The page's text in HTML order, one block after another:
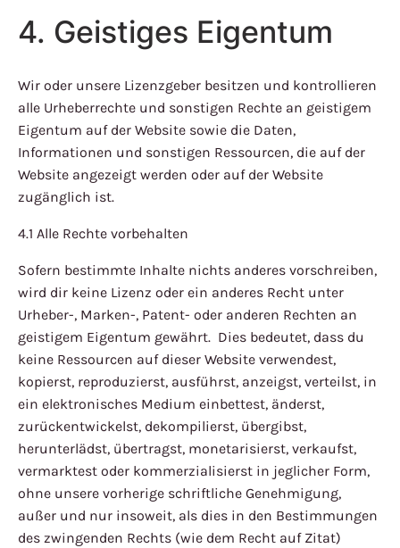
4. Geistiges Eigentum
Wir oder unsere Lizenzgeber besitzen und kontrollieren
alle Urheberrechte und sonstigen Rechte an geistigem
Eigentum auf der Website sowie die Daten,
Informationen und sonstigen Ressourcen, die auf der
Website angezeigt werden oder auf der Website
zugänglich ist.
4.1 Alle Rechte vorbehalten
Sofern bestimmte Inhalte nichts anderes vorschreiben,
wird dir keine Lizenz oder ein anderes Recht unter
Urheber-, Marken-, Patent- oder anderen Rechten an
geistigem Eigentum gewährt. Dies bedeutet, dass du
keine Ressourcen auf dieser Website verwendest,
kopierst, reproduzierst, ausführst, anzeigst, verteilst, in
ein elektronisches Medium einbettest, änderst,
zurückentwickelst, dekompilierst, übergibst,
herunterlädst, übertragst, monetarisierst, verkaufst,
vermarktest oder kommerzialisierst in jeglicher Form,
ohne unsere vorherige schriftliche Genehmigung,
außer und nur insoweit, als dies in den Bestimmungen
des zwingenden Rechts (wie dem Recht auf Zitat)